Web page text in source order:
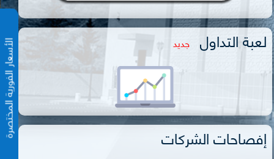
الأسعار لعبة التداول جديد
إفصاحات الشركات